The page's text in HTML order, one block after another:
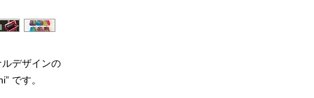
デザインの
です。